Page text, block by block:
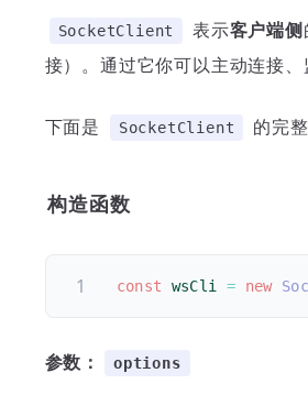
SocketClient 表示客户端侧
接）。通过它你可以主动连接
下面是 SocketClient 的完
构造函数
const wsCli = new
参数： options